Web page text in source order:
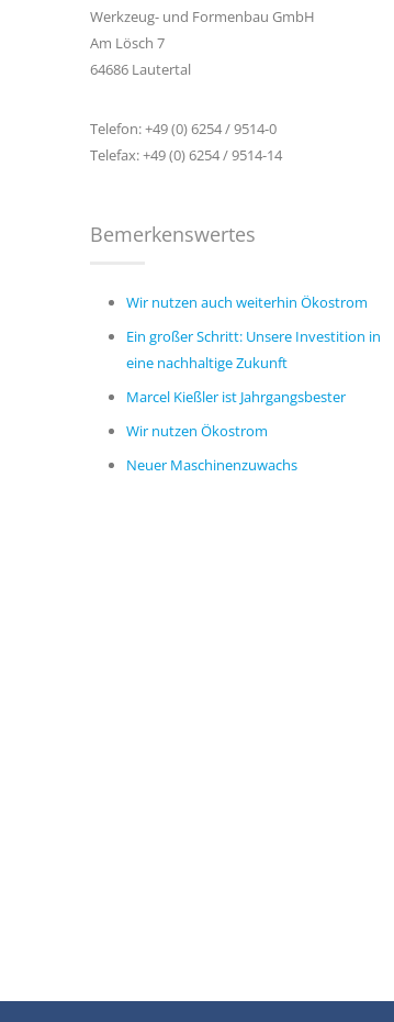
Werkzeug- und Formenbau GmbH
Am Lösch 7
64686 Lautertal
Telefon: +49 (0) 6254 / 9514-0
Telefax: +49 (0) 6254 / 9514-14
Bemerkenswertes
Wir nutzen auch weiterhin Ökostrom
Ein großer Schritt: Unsere Investition in
eine nachhaltige Zukunft
Marcel Kießler ist Jahrgangsbester
Wir nutzen Ökostrom
Neuer Maschinenzuwachs